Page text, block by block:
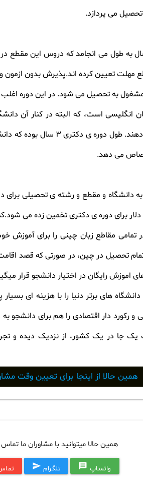
می پردازد.
در چین در مقطع لیسانس در حدود 4 سال به طول می
مهلت تعیین کرده اند.پذیرش بدون ازمون
انگلیسی است، که البته در کنار آن
انگلیسی در رشته های مختلف
می دهد.
تمامی مقاطع زبان چینی را برای آموزش
تحصیل در چین، در صورتی که قصد
اموزش رایگان در اختیار دانشجو قرار
های برتر دنیا را با هزینه ای بسیار
رکورد دار اقتصادی را هم برای دانشجو
جا در یک کشور، از نزدیک دیده و
همین حالا از اینجا برای تعیین وقت
همین حالا میتوانید با مشاوران ما
واتساپ message تلگرام send